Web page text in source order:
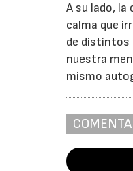
A su lado,
calma que
de distintos
nuestra
mismo